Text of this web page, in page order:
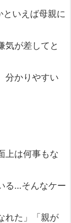
といえば母親に
気が差してと
分かりやすい
上は何事もな
る…そんなケー
れた」「親が